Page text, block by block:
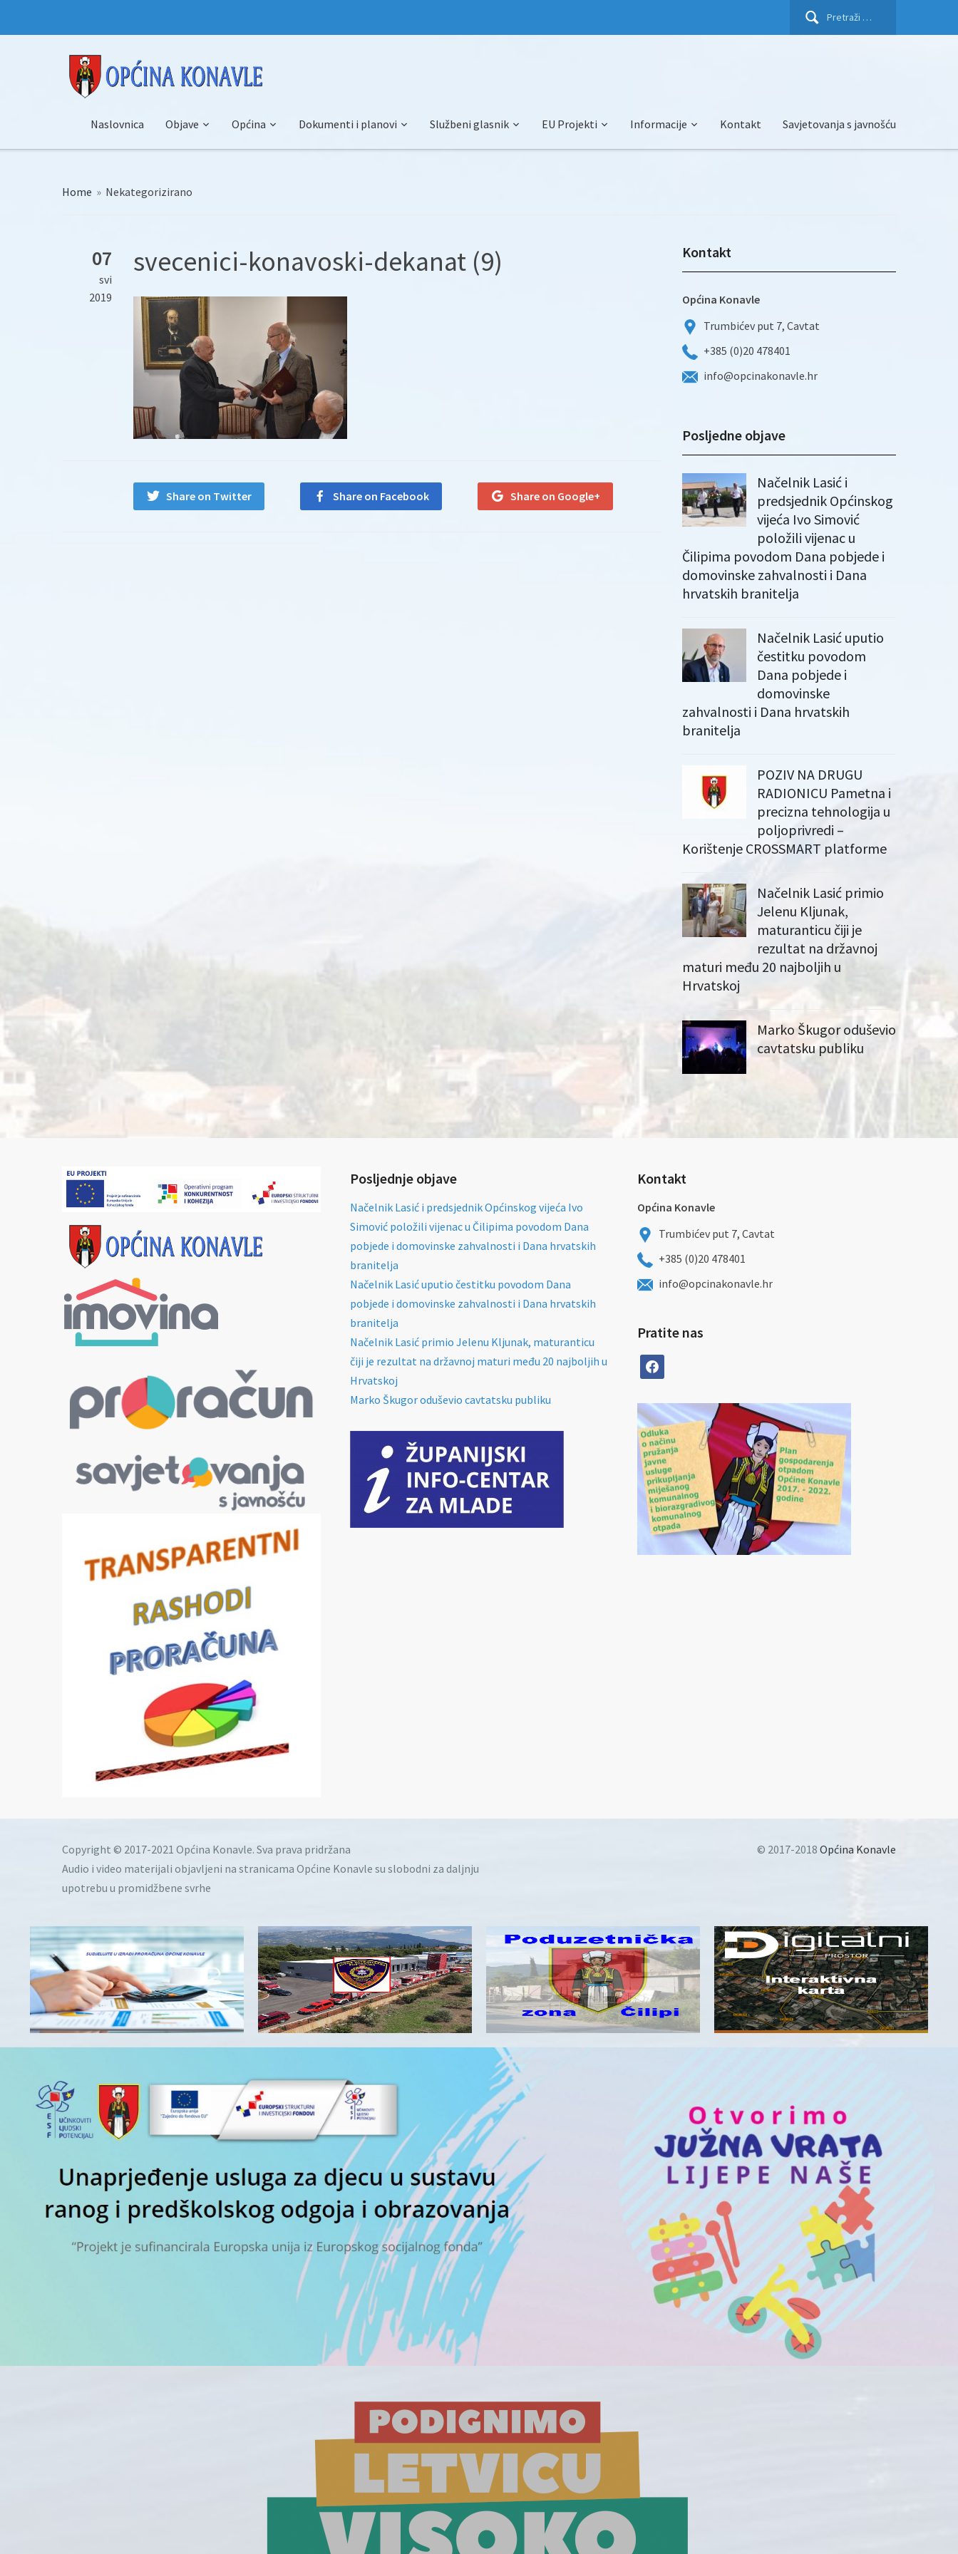
Pretraži:
Naslovnica Objave Općina Dokumenti i planovi Službeni glasnik EU Projekti Informacije Kontakt Savjetovanja s javnošću
Home » Nekategorizirano
07
svi
2019
svecenici-konavoski-dekanat (9)
Share on Twitter Share on Facebook Share on Google+
Kontakt
Općina Konavle
Trumbićev put 7, Cavtat
+385 (0)20 478401
info@opcinakonavle.hr
Posljedne objave
Načelnik Lasić i
predsjednik Općinskog
vijeća Ivo Simović
položili vijenac u
Čilipima povodom Dana pobjede i
domovinske zahvalnosti i Dana
hrvatskih branitelja
Načelnik Lasić uputio
čestitku povodom
Dana pobjede i
domovinske
zahvalnosti i Dana hrvatskih
branitelja
POZIV NA DRUGU
RADIONICU Pametna i
precizna tehnologija u
poljoprivredi –
Korištenje CROSSMART platforme
Načelnik Lasić primio
Jelenu Kljunak,
maturanticu čiji je
rezultat na državnoj
maturi među 20 najboljih u
Hrvatskoj
Marko Škugor oduševio
cavtatsku publiku
Posljednje objave
Načelnik Lasić i predsjednik Općinskog vijeća Ivo
Simović položili vijenac u Čilipima povodom Dana
pobjede i domovinske zahvalnosti i Dana hrvatskih
branitelja
Načelnik Lasić uputio čestitku povodom Dana
pobjede i domovinske zahvalnosti i Dana hrvatskih
branitelja
Načelnik Lasić primio Jelenu Kljunak, maturanticu
čiji je rezultat na državnoj maturi među 20 najboljih u
Hrvatskoj
Marko Škugor oduševio cavtatsku publiku
Kontakt
Općina Konavle
Trumbićev put 7, Cavtat
+385 (0)20 478401
info@opcinakonavle.hr
Pratite nas
facebook
Copyright © 2017-2021 Općina Konavle. Sva prava pridržana
Audio i video materijali objavljeni na stranicama Općine Konavle su slobodni za daljnju
upotrebu u promidžbene svrhe
© 2017-2018 Općina Konavle